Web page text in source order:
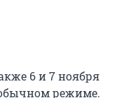
6 и 7 ноября
обычном режиме.